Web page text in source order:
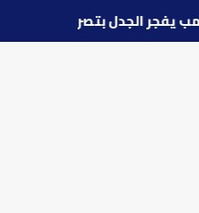
🔵ترامب يفجر الجدل